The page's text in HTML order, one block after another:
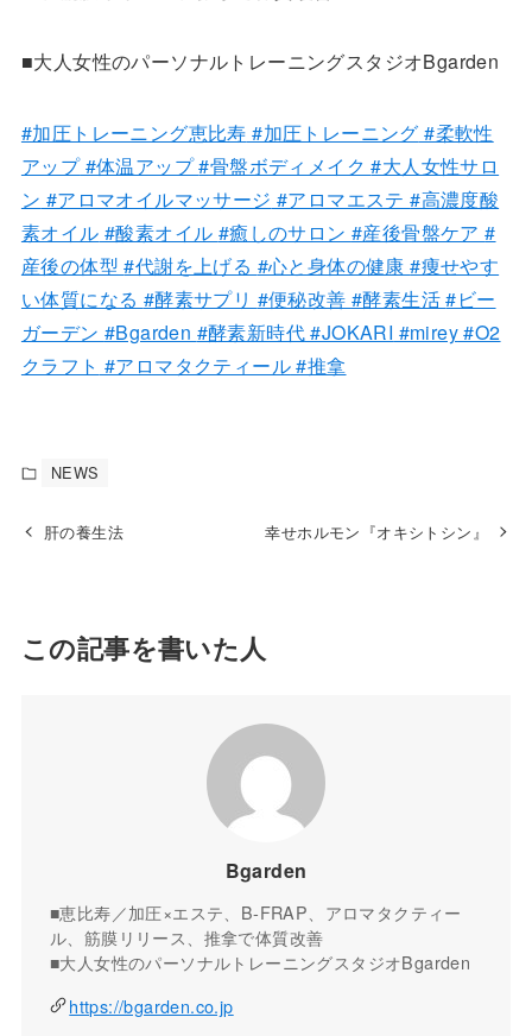
■大人女性のパーソナルトレーニングスタジオBgarden
#加圧トレーニング恵比寿 #加圧トレーニング #柔軟性
アップ#体温アップ#骨盤ボディメイク#大人女性サロ
ン #アロマオイルマッサージ #アロマエステ#高濃度酸
素オイル #酸素オイル #癒しのサロン #産後骨盤ケア#
産後の体型#代謝を上げる #心と身体の健康#痩せやす
い体質になる #酵素サプリ #便秘改善 #酵素生活#ビー
ガーデン #Bgarden #酵素新時代#JOKARI #mirey#O2
クラフト #アロマタクティール#推拿
NEWS
肝の養生法 幸せホルモン『オキシトシン』
この記事を書いた人
Bgarden
■恵比寿／加圧×エステ、B-FRAP、アロマタクティー
ル、筋膜リリース、推拿で体質改善
■大人女性のパーソナルトレーニングスタジオBgarden
https://bgarden.co.jp